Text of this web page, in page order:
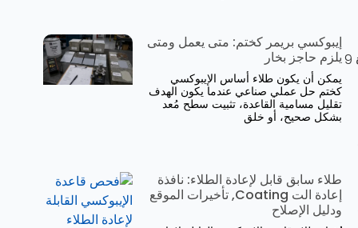
. إسفنجة رطبة متصلة بمصدر جهد منخفض (عادة 9
إيبوكسي بريمر كختم: متى يعمل ومتى
يلزم حاجز بخار
يمكن أن يكون طلاء أساس الإيبوكسي
كختم حل عملي صناعي عندما يكون الهدف
تقليل مسامية القاعدة، تثبيت سطح مُعد
بشكل صحيح، أو خلق
طلاء سابق قابل لإعادة الطلاء: نافذة
إعادة الت Coating, تأخيرات الموقع
ودليل الإصلاح